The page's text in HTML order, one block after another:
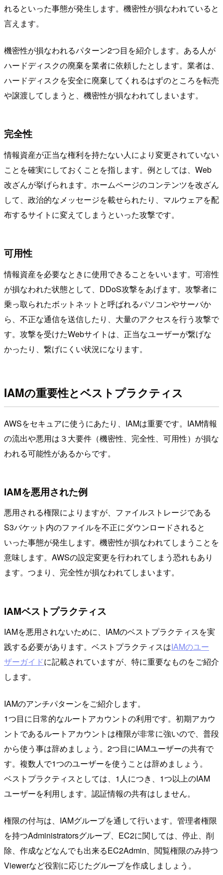
れるといった事態が発生します。機密性が損なわれていると
言えます。
機密性が損なわれるパターン2つ目を紹介します。ある人が
ハードディスクの廃棄を業者に依頼したとします。業者は、
ハードディスクを安全に廃棄してくれるはずのところを転売
や譲渡してしまうと、機密性が損なわれてしまいます。
完全性
情報資産が正当な権利を持たない人により変更されていない
ことを確実にしておくことを指します。例としては、Web
改ざんが挙げられます。ホームページのコンテンツを改ざん
して、政治的なメッセージを載せられたり、マルウェアを配
布するサイトに変えてしまうといった攻撃です。
可用性
情報資産を必要なときに使用できることをいいます。可溶性
が損なわれた状態として、DDoS攻撃をあげます。攻撃者に
乗っ取られたボットネットと呼ばれるパソコンやサーバか
ら、不正な通信を送信したり、大量のアクセスを行う攻撃で
す。攻撃を受けたWebサイトは、正当なユーザーが繋げな
かったり、繋げにくい状況になります。
IAMの重要性とベストプラクティス
AWSをセキュアに使うにあたり、IAMは重要です。IAM情報
の流出や悪用は３大要件（機密性、完全性、可用性）が損な
われる可能性があるからです。
IAMを悪用された例
悪用される権限によりますが、ファイルストレージである
S3バケット内のファイルを不正にダウンロードされると
いった事態が発生します。機密性が損なわれてしまうことを
意味します。AWSの設定変更を行われてしまう恐れもあり
ます。つまり、完全性が損なわれてしまいます。
IAMベストプラクティス
IAMを悪用されないために、IAMのベストプラクティスを実
践する必要があります。ベストプラクティスはIAMのユー
ザーガイドに記載されていますが、特に重要なものをご紹介
します。
IAMのアンチパターンをご紹介します。
1つ目に日常的なルートアカウントの利用です。初期アカウ
ントであるルートアカウントは権限が非常に強いので、普段
から使う事は辞めましょう。2つ目にIAMユーザーの共有で
す。複数人で1つのユーザーを使うことは辞めましょう。
ベストプラクティスとしては、1人につき、1つ以上のIAM
ユーザーを利用します。認証情報の共有はしません。
権限の付与は、IAMグループを通して行います。管理者権限
を持つAdministratorsグループ、EC2に関しては、停止、削
除、作成などなんでも出来るEC2Admin、閲覧権限のみ持つ
Viewerなど役割に応じたグループを作成しましょう。